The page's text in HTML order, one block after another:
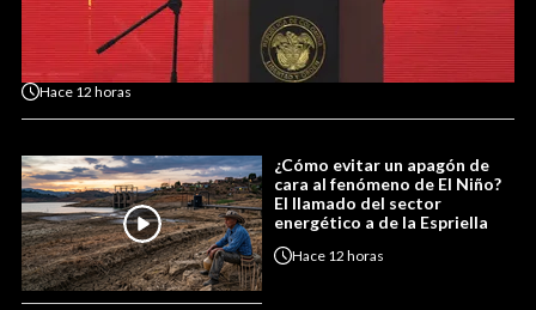
Hace 12 horas
¿Cómo evitar un apagón de
cara al fenómeno de El Niño?
El llamado del sector
energético a de la Espriella
Hace 12 horas